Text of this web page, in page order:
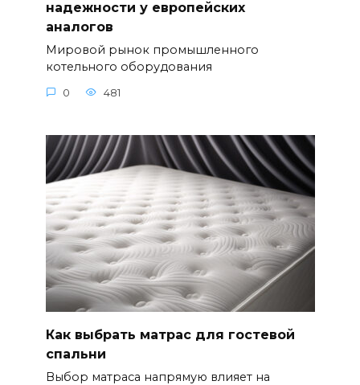
надежности у европейских
аналогов
Мировой рынок промышленного
котельного оборудования
0 481
Как выбрать матрас для гостевой
спальни
Выбор матраса напрямую влияет на